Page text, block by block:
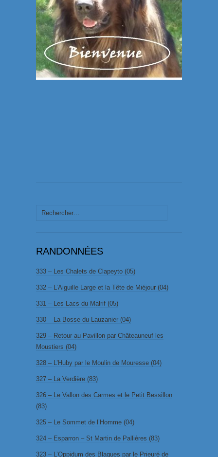
Rechercher :
RANDONNÉES
333 – Les Chalets de Clapeyto (05)
332 – L’Aiguille Large et la Tête de Miéjour (04)
331 – Les Lacs du Malrif (05)
330 – La Bosse du Lauzanier (04)
329 – Retour au Pavillon par Châteauneuf les
Moustiers (04)
328 – L’Huby par le Moulin de Mouresse (04)
327 – La Verdière (83)
326 – Le Vallon des Carmes et le Petit Bessillon
(83)
325 – Le Sommet de l’Homme (04)
324 – Esparron – St Martin de Pallières (83)
323 – L’Oppidum des Blaques par le Prieuré de